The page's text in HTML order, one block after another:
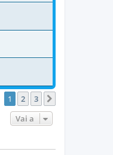
1 2 3
Vai a